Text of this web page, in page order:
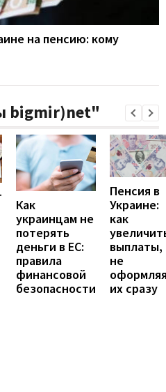
на пенсию: кому
bigmir)net"
Как
украинцам не
потерять
деньги в ЕС:
правила
финансовой
безопасности
Пенсия в
Украине:
как
выплаты,
не
их сразу